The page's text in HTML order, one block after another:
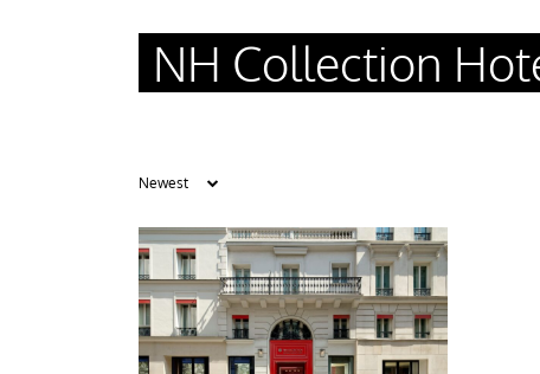
NH Collection